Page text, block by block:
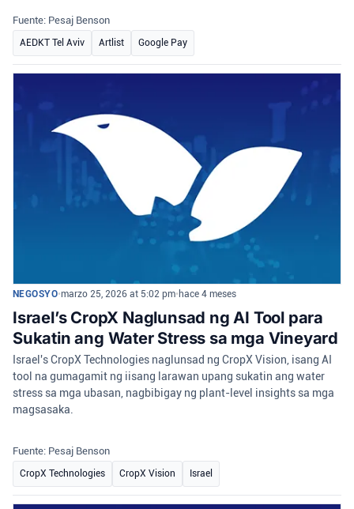
Fuente: Pesaj Benson
AEDKT Tel Aviv Artlist Google Pay
NEGOSYO•marzo 25, 2026 at 5:02 pm• hace 4 meses
Israel’s CropX Naglunsad ng AI Tool para
Sukatin ang Water Stress sa mga Vineyard
Israel's CropX Technologies naglunsad ng CropX Vision, isang AI
tool na gumagamit ng iisang larawan upang sukatin ang water
stress sa mga ubasan, nagbibigay ng plant-level insights sa mga
magsasaka.
Fuente: Pesaj Benson
CropX Technologies CropX Vision Israel